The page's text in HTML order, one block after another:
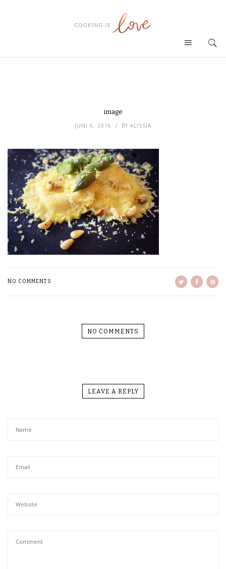
image
JUNI 6, 2016 BY ALISSIA
NO COMMENTS
NO COMMENTS
LEAVE A REPLY